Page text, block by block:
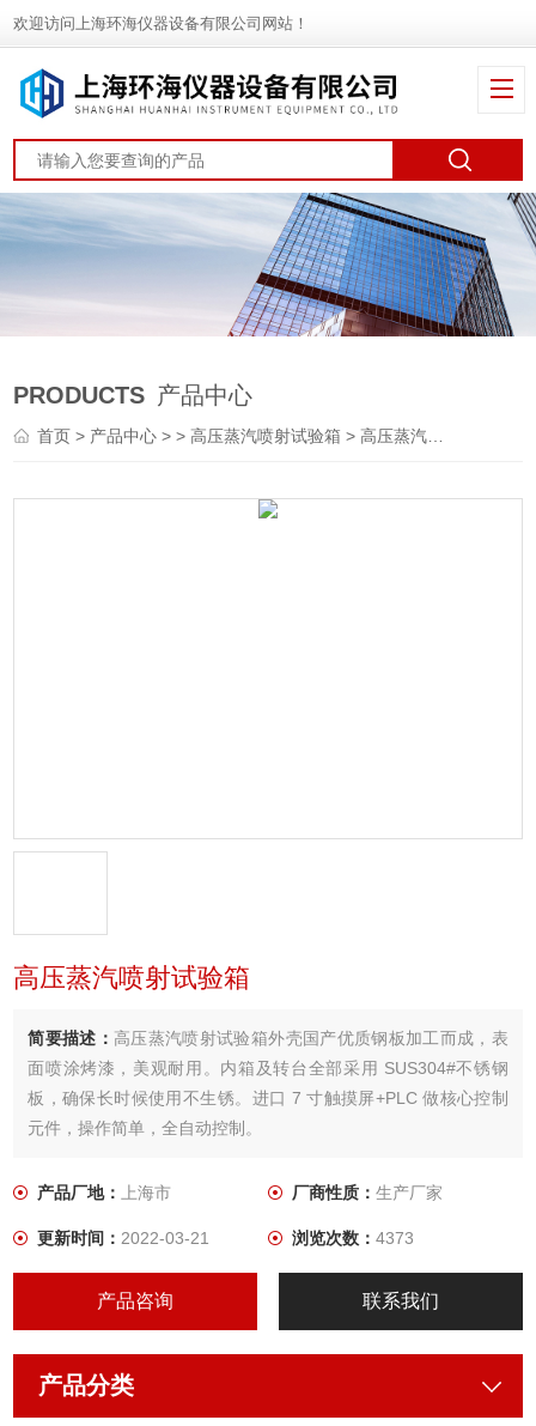
欢迎访问上海环海仪器设备有限公司网站！
PRODUCTS 产品中心
首页> 产品中心 > >高压蒸汽喷射试验箱 > 高压蒸汽喷射试验箱
高压蒸汽喷射试验箱
简要描述： 高压蒸汽喷射试验箱外壳国产优质钢板加工而成，表
面喷涂烤漆，美观耐用。内箱及转台全部采用 SUS304#不锈钢
板，确保长时候使用不生锈。进口 7 寸触摸屏+PLC 做核心控制
元件，操作简单，全自动控制。
产品厂地：上海市 厂商性质： 生产厂家
更新时间：2022-03-21 浏览次数： 4373
产品咨询 联系我们
产品分类